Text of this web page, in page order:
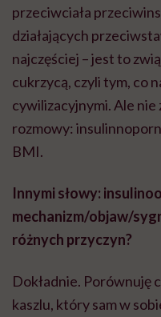
przeciwciała
działających
najczęściej – jest to
cukrzycą, czyli tym, co
cywilizacyjnymi. Ale nie
rozmowy:
BMI.
Innymi słowy:
mechanizm/objaw/
różnych przyczyn?
Dokładnie. Porównuję
kaszlu, który sam w